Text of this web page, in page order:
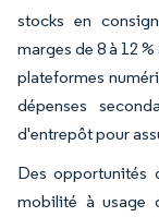
stocks en
marges de 8 à 12
plateformes
dépenses
d'entrepôt pour
Des opportunités
mobilité à usage